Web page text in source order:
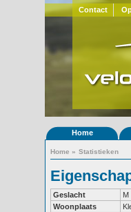
Contact
Home
Home » Statistieken
Geslacht
M
Woonplaats